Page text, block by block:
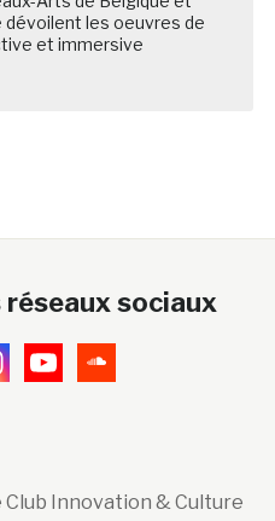
dévoilent les oeuvres de
et immersive
sociaux
Club Innovation & Culture